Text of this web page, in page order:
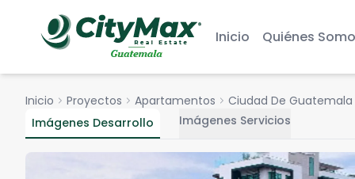
Inicio Quiénes
Inicio chevron_right Proyectos chevron_right Apartamentos chevron_right Ciudad De Guatemala
Imágenes Desarrollo
Imágenes Servicios